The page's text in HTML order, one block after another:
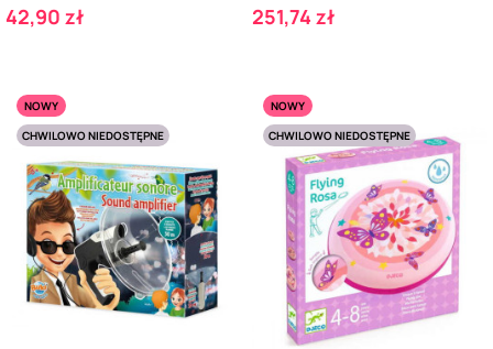
Cena
42,90 zł Cena
251,74 zł
NOWY
CHWILOWO NIEDOSTĘPNE
NOWY
CHWILOWO NIEDOSTĘPNE